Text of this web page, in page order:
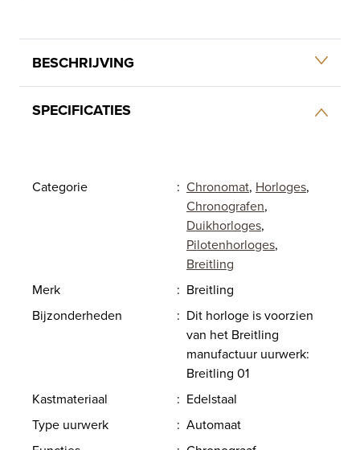
BESCHRIJVING
SPECIFICATIES
Categorie : Chronomat, Horloges,
Chronografen,
Duikhorloges,
Pilotenhorloges,
Breitling
Merk
: Breitling
Bijzonderheden
: Dit horloge is voorzien
van het Breitling
manufactuur uurwerk:
Breitling 01
Kastmateriaal
: Edelstaal
Type uurwerk
: Automaat